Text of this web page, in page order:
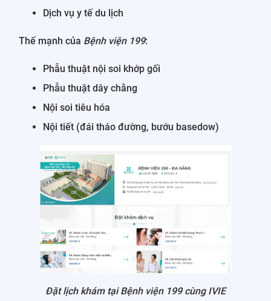
Dịch vụ y tế du lịch
Thế mạnh của Bệnh viện 199:
Phẫu thuật nội soi khớp gối
Phẫu thuật dây chằng
Nội soi tiêu hóa
Nội tiết (đái tháo đường, bướu basedow)
Đặt lịch khám tại Bệnh viện 199 cùng IVIE